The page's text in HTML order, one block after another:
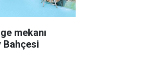
mekanı
Bahçesi